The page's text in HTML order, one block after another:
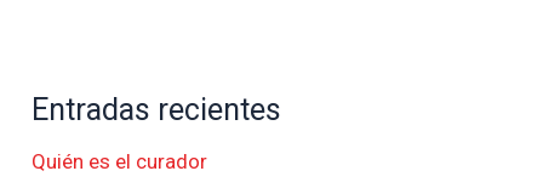
Entradas recientes
Quién es el curador